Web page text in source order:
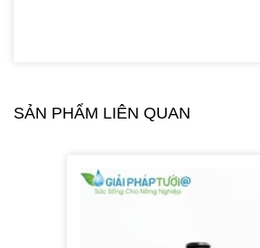
SẢN PHẨM LIÊN QUAN